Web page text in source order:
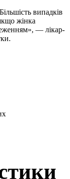
випадків
жінка
— лікар-